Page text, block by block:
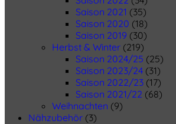
Saison 2021 (35)
Saison 2020 (18)
Saison 2019 (30)
Herbst & Winter (219)
Saison 2024/25 (25)
Saison 2023/24 (31)
Saison 2022/23 (17)
Saison 2021/22 (68)
Weihnachten (9)
Nähzubehör (3)